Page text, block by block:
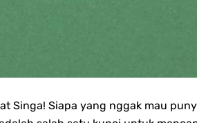
Singa! Siapa yang nggak mau